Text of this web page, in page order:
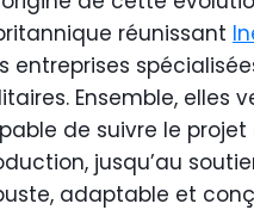
réunissant
entreprises
Ensemble, elles
de suivre le
jusqu’au
adaptable et